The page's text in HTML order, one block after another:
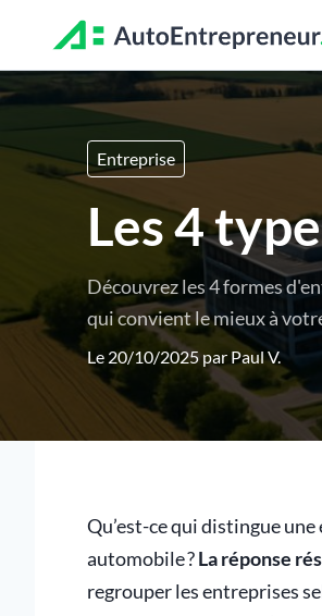
Entreprise
Les 4
Découvrez les 4 formes
qui convient le mieux à
Le 20/10/2025 parPaul V.
Qu’est-ce qui distingue
automobile ?La réponse
regrouper les entreprises